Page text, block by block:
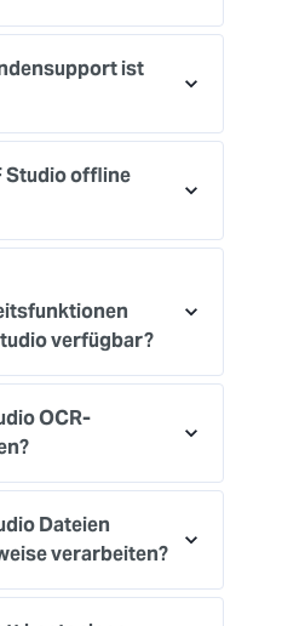
ist
Studio offline
verfügbar?
OCR-
Dateien
verarbeiten?